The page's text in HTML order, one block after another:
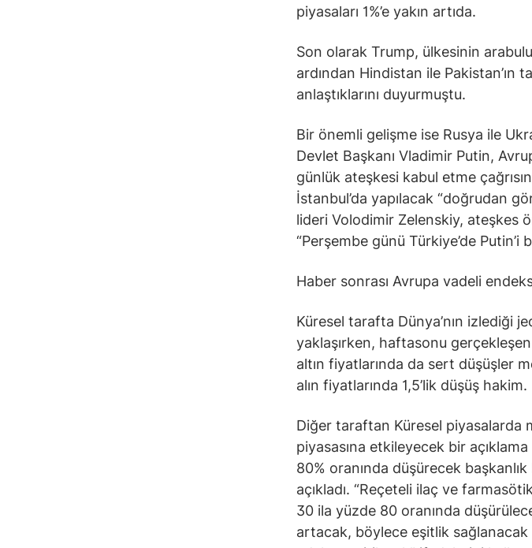
piyasaları 1%’e yakın artıda.
Son olarak Trump, ülkesinin
ardından Hindistan ile Pakistan’ın
anlaştıklarını duyurmuştu.
Bir önemli gelişme ise Rusya ile
Devlet Başkanı Vladimir Putin,
günlük ateşkesi kabul etme
İstanbul’da yapılacak “doğrudan
lideri Volodimir Zelenskiy, ateşkes
“Perşembe günü Türkiye’de Putin’i
Haber sonrası Avrupa vadeli
Küresel tarafta Dünya’nın izlediği
yaklaşırken, haftasonu
altın fiyatlarında da sert düşüşler
alın fiyatlarında 1,5’lik düşüş hakim.
Diğer taraftan Küresel piyasalarda
piyasasına etkileyecek bir
80% oranında düşürecek
açıkladı. “Reçeteli ilaç ve
30 ila yüzde 80 oranında
artacak, böylece eşitlik sağlanacak